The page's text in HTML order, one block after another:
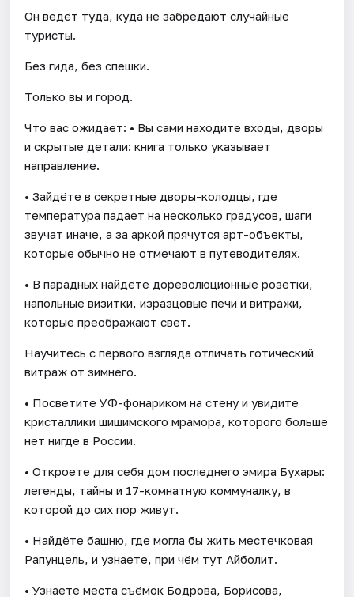
Он ведёт туда, куда не забредают случайные
туристы.
Без гида, без спешки.
Только вы и город.
Что вас ожидает: • Вы сами находите входы, дворы
и скрытые детали: книга только указывает
направление.
• Зайдёте в секретные дворы-колодцы, где
температура падает на несколько градусов, шаги
звучат иначе, а за аркой прячутся арт-объекты,
которые обычно не отмечают в путеводителях.
• В парадных найдёте дореволюционные розетки,
напольные визитки, изразцовые печи и витражи,
которые преображают свет.
Научитесь с первого взгляда отличать готический
витраж от зимнего.
• Посветите УФ-фонариком на стену и увидите
кристаллики шишимского мрамора, которого больше
нет нигде в России.
• Откроете для себя дом последнего эмира Бухары:
легенды, тайны и 17-комнатную коммуналку, в
которой до сих пор живут.
• Найдёте башню, где могла бы жить местечковая
Рапунцель, и узнаете, при чём тут Айболит.
• Узнаете места съёмок Бодрова, Борисова,